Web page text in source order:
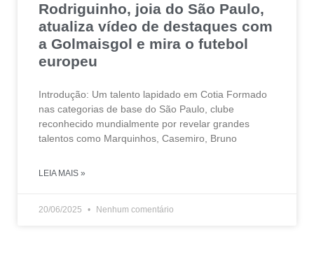
Rodriguinho, joia do São Paulo,
atualiza vídeo de destaques com
a Golmaisgol e mira o futebol
europeu
Introdução: Um talento lapidado em Cotia Formado
nas categorias de base do São Paulo, clube
reconhecido mundialmente por revelar grandes
talentos como Marquinhos, Casemiro, Bruno
LEIA MAIS »
20/06/2025 Nenhum comentário